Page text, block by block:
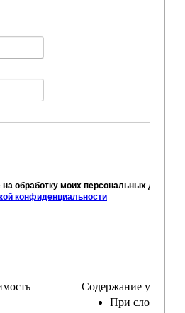
обработку моих персональных данных,
конфиденциальности
Содержание услуги
При сложном